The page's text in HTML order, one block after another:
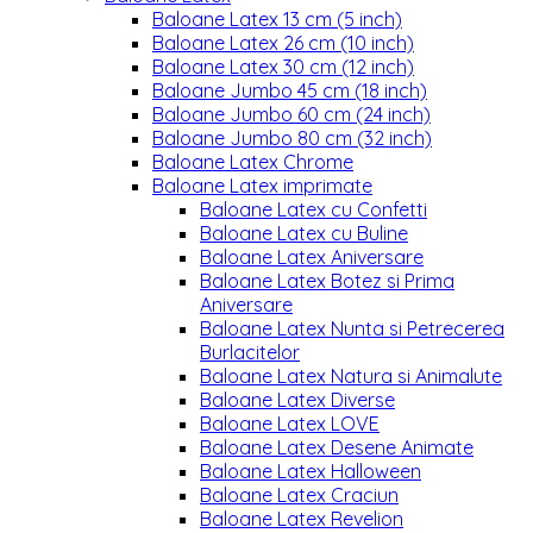
Baloane Latex 13 cm (5 inch)
Baloane Latex 26 cm (10 inch)
Baloane Latex 30 cm (12 inch)
Baloane Jumbo 45 cm (18 inch)
Baloane Jumbo 60 cm (24 inch)
Baloane Jumbo 80 cm (32 inch)
Baloane Latex Chrome
Baloane Latex imprimate
Baloane Latex cu Confetti
Baloane Latex cu Buline
Baloane Latex Aniversare
Baloane Latex Botez si Prima
Aniversare
Baloane Latex Nunta si Petrecerea
Burlacitelor
Baloane Latex Natura si Animalute
Baloane Latex Diverse
Baloane Latex LOVE
Baloane Latex Desene Animate
Baloane Latex Halloween
Baloane Latex Craciun
Baloane Latex Revelion